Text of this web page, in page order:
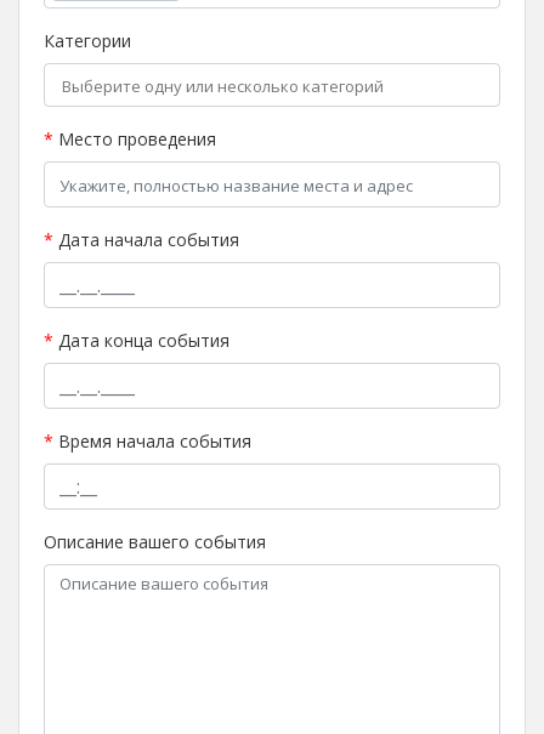
Категории
* Место проведения
* Дата начала события
* Дата конца события
* Время начала события
Описание вашего события